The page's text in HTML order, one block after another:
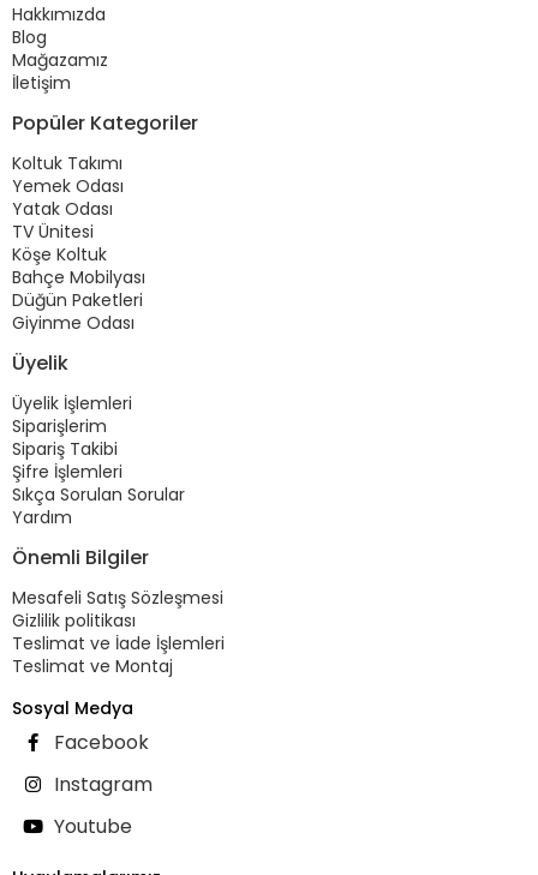
Hakkımızda
Blog
Mağazamız
İletişim
Popüler Kategoriler
Koltuk Takımı
Yemek Odası
Yatak Odası
TV Ünitesi
Köşe Koltuk
Bahçe Mobilyası
Düğün Paketleri
Giyinme Odası
Üyelik
Üyelik İşlemleri
Siparişlerim
Sipariş Takibi
Şifre İşlemleri
Sıkça Sorulan Sorular
Yardım
Önemli Bilgiler
Mesafeli Satış Sözleşmesi
Gizlilik politikası
Teslimat ve İade İşlemleri
Teslimat ve Montaj
Sosyal Medya
Facebook
Instagram
Youtube